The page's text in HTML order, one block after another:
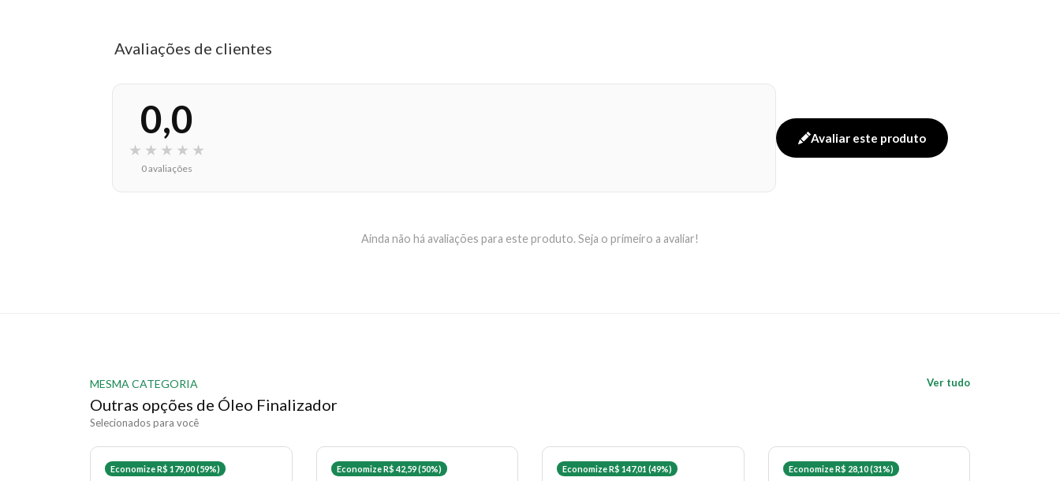
Avaliações de clientes
0,0
★ ★ ★ ★ ★
0 avaliações
Avaliar este produto
Ainda não há avaliações para este produto. Seja o primeiro a avaliar!
MESMA CATEGORIA
Outras opções de Óleo Finalizador
Selecionados para você
Ver tudo
Economize R$ 179,00 (59%) Economize R$ 42,59 (50%) Economize R$ 147,01 (49%) Economize R$ 28,10 (31%)